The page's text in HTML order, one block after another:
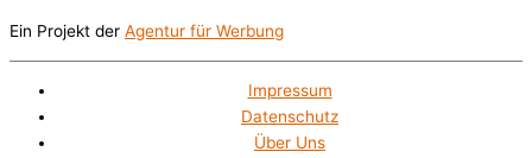
Ein Projekt der Agentur für Werbung
Impressum
Datenschutz
Über Uns